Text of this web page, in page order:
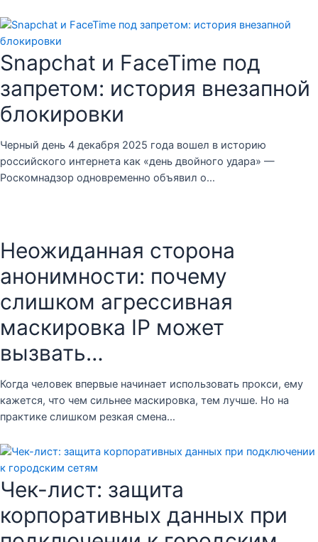
Snapchat и FaceTime под
запретом: история внезапной
блокировки
Черный день 4 декабря 2025 года вошел в историю
российского интернета как «день двойного удара» —
Роскомнадзор одновременно объявил о…
Неожиданная сторона
анонимности: почему
слишком агрессивная
маскировка IP может
вызвать…
Когда человек впервые начинает использовать прокси, ему
кажется, что чем сильнее маскировка, тем лучше. Но на
практике слишком резкая смена…
Чек-лист: защита
корпоративных данных при